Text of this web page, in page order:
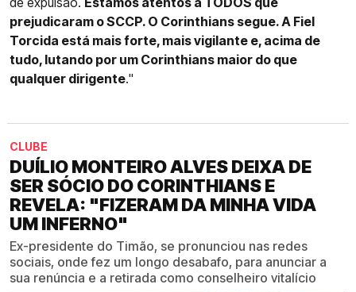
prejudicaram o SCCP. O Corinthians segue. A Fiel
Torcida está mais forte, mais vigilante e, acima de
tudo, lutando por um Corinthians maior do que
qualquer dirigente."
CLUBE
DUÍLIO MONTEIRO ALVES DEIXA DE
SER SÓCIO DO CORINTHIANS E
REVELA: "FIZERAM DA MINHA VIDA
UM INFERNO"
Ex-presidente do Timão, se pronunciou nas redes
sociais, onde fez um longo desabafo, para anunciar a
sua renúncia e a retirada como conselheiro vitalício